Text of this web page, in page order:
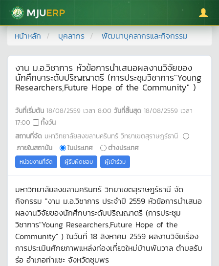
มหาวิทยาลัยแม่โจ้
หน้าหลัก บุคลากร พัฒนาบุคลากรและกิจกรรม
งาน ม.อ.วิชาการ หัวข้อการนำเสนอผลงานวิจัยของ
นักศึกษาระดับปริญญาตรี (การประชุมวิชาการ"Young
Researchers,Future Hope of the Community" )
วันที่เริ่มต้น 18/08/2559 เวลา 8:00 วันที่สิ้นสุด 18/08/2559 เวลา
17:00
ทั้งวัน
สถานที่จัด มหาวิทยาลัยสงขลานครินทร์ วิทยาเขตสุราษฎร์ธานี
ภายในสถาบัน
ในประเทศ ต่างประเทศ
หน่วยงานที่จัด ผู้รับผิดชอบ ผู้เข้าร่วม
มหาวิทยาลัยสงขลานครินทร์ วิทยาเขตสุราษฎร์ธานี จัด
กิจกรรม "งาน ม.อ.วิชาการ ประจำปี 2559 หัวข้อการนำเสนอ
ผลงานวิจัยของนักศึกษาระดับปริญญาตรี (การประชุม
วิชาการ"Young Researchers,Future Hope of the
Community" ) ในวันที่ 18 สิงหาคม 2559 ผลงานวิจัยเรื่อง
การประเมินศักยภาพแหล่งท่องเที่ยวใหม่บ้านพันวาล ตำบลรับ
ร่อ อำเภอท่าแซะ จังหวัดชุมพร